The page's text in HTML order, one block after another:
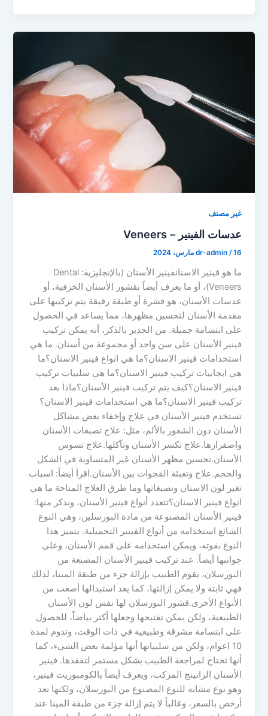
غير مصنف
عدسات الفينير – Veneers
dr-admin /16 مارس، 2024
ما هو فينير الاسنانفينير الأسنان (بالإنجليزية: Dental
Veneers)، أو ما يعرف أيضاً بقشور الأسنان الخزفية، أو
عدسات الأسنان، هو قشرة أو طبقة رقيقة يتم تركيبها على
مقدمة الأسنان لتحسين مظهرها، مما يساعد في الحصول
على ابتسامة جميلة. من الجدير بالذكر، أنه يمكن تركيب
فينير الأسنان على سن واحد أو مجموعة من أسنان. ما هي
استخدامات فينير الاسنان؟ما هي انواع فينير الاسنان؟ما
هي ايجابيات تركيب فينير الاسنان؟ما هي سلبيات تركيب
فينير الاسنان؟كيف يتم تركيب فينير الأسنان؟ماذا بعد
تركيب فينير الاسنان؟ما هي استخدامات فينير الاسنان؟
تستخدم فينير الأسنان في علاج وإخفاء بعض مشاكل
الأسنان دون الشعور بالألم، مثل: علاج تصبغات الأسنان
واصفرارها.علاج تكسر الأسنان وتآكلها.علاج تسوس
الأسنان.تحسين مظهر الأسنان غير المتساوية في الشكل
والحجم.علاج وتعبئة الفجوات بين الأسنان.اقرأ أيضاً: اسباب
تغير لون الاسنان وتصبغاتها وما طرق العلاج المتاحة ما هي
انواع فينير الاسنان؟تتعدد أنواع فينير الأسنان، ونذكر منها:
فينير الأسنان المصنوعة من مادة البورسلين، وهي النوع
الشائع استخدامه من أنواع الفينير التجميلية. يتميز هذا
النوع بقوته، ويمكن استخدامه على قمم الأسنان، وعلى
جوانبها أيضاً. عند تركيب فينير الأسنان المصنعة من
البورسلان، يقوم الطبيب بإزالة جزء من طبقة المينا، لذلك
فهي ثابتة ولا يمكن إزالتها، كما يعد استبدالها أصعب من
الأنواع الأخرى.قشور البورسلان لها نفس لون الأسنان
الطبيعية، ولكن يمكن تفتيحها وجعلها أكثر بياضاً، للحصول
على ابتسامة مشرقة وطبيعية في ذات الوقت، وتدوم لمدة
10 اعوام، ولكن من سلبياتها أنها مؤلمة بعض الشيء، كما
أنها تحتاج لمراجعة الطبيب بشكل مستمر لتفقدها. فينير
الأسنان الراتينج المركب، ويعرف أيضاً بالكومبوزيت فينير،
وهو نوع مشابه للنوع المصنوع من البورسلان، ولكنها تعد
أرخص بالسعر، وغالباً لا يتم إزالة جزء من طبقة المينا عند